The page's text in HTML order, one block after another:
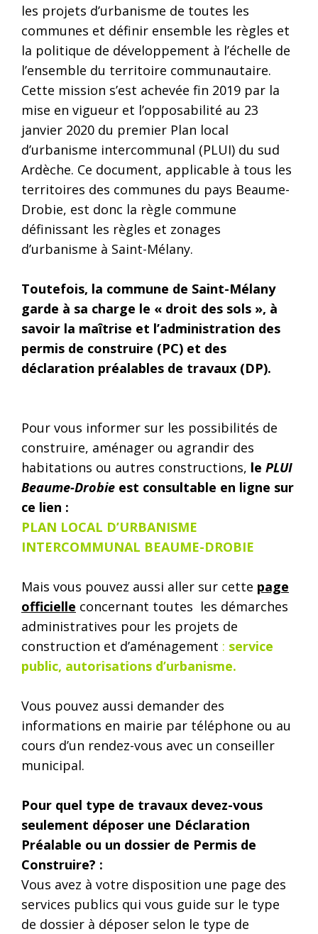
les projets d’urbanisme de toutes les
communes et définir ensemble les règles et
la politique de développement à l’échelle de
l’ensemble du territoire communautaire.
Cette mission s’est achevée fin 2019 par la
mise en vigueur et l’opposabilité au 23
janvier 2020 du premier Plan local
d’urbanisme intercommunal (PLUI) du sud
Ardèche. Ce document, applicable à tous les
territoires des communes du pays Beaume-
Drobie, est donc la règle commune
définissant les règles et zonages
d’urbanisme à Saint-Mélany.
Toutefois, la commune de Saint-Mélany
garde à sa charge le « droit des sols », à
savoir la maîtrise et l’administration des
permis de construire (PC) et des
déclaration préalables de travaux (DP).
Pour vous informer sur les possibilités de
construire, aménager ou agrandir des
habitations ou autres constructions, le PLUI
Beaume-Drobie est consultable en ligne sur
ce lien :
PLAN LOCAL D’URBANISME
INTERCOMMUNAL BEAUME-DROBIE
Mais vous pouvez aussi aller sur cette page
officielle concernant toutes les démarches
administratives pour les projets de
construction et d’aménagement : service
public, autorisations d’urbanisme.
Vous pouvez aussi demander des
informations en mairie par téléphone ou au
cours d’un rendez-vous avec un conseiller
municipal.
Pour quel type de travaux devez-vous
seulement déposer une Déclaration
Préalable ou un dossier de Permis de
Construire? :
Vous avez à votre disposition une page des
services publics qui vous guide sur le type
de dossier à déposer selon le type de